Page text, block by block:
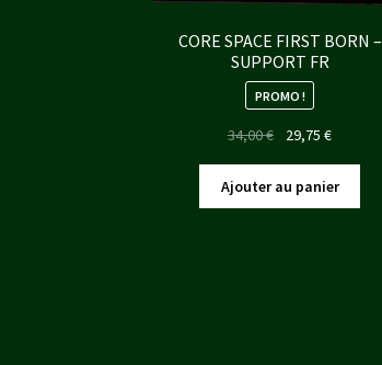
CORE SPACE FIRST BORN –
SUPPORT FR
PROMO !
34,00€
Le
initial
était :
29,75€Le
actuel
est :
Ajouter au panier